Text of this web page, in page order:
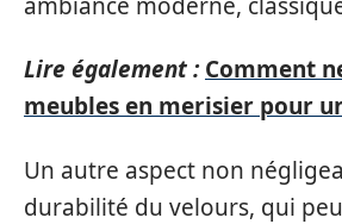
Lire également : Comment
meubles en merisier pour
Un autre aspect non
durabilité du velours, qui